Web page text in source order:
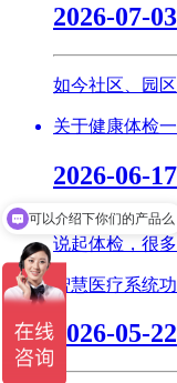
2026-07-03
如今社区、园
关于健康体检
2026-06-17
说起体检，很
智慧医疗系统
2026-05-22
可以介绍下你们的产品么